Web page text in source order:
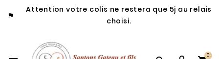

Attention votre colis ne restera que 5j au relais
choisi.
0